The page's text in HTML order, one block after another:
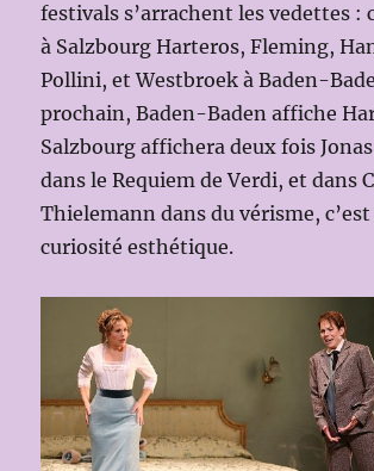
festivals s’arrachent les vedettes :
à Salzbourg Harteros, Fleming,
Pollini, et Westbroek à Baden-
prochain, Baden-Baden affiche
Salzbourg affichera deux fois
dans le Requiem de Verdi, et dans
Thielemann dans du vérisme, c’est
curiosité esthétique.